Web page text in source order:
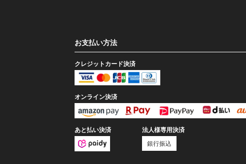
お支払い方法
クレジットカード決済
オンライン決済
あと払い決済
法人様専用決済
銀行振込